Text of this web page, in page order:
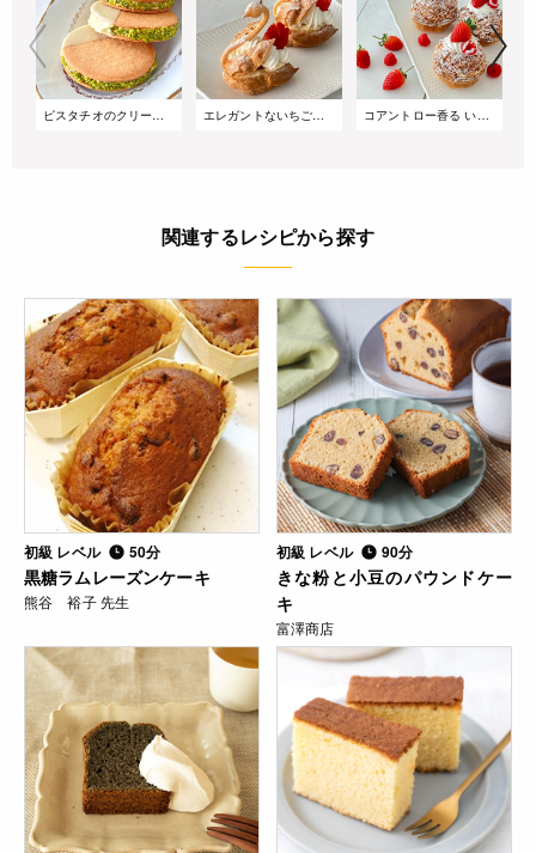
ピスタチオのクリームサンドクッキー エレガントないちごのスワンシュー コアントロー香る いちごのクリームパイ
関連するレシピから探す
初級 レベル 50分
黒糖ラムレーズンケーキ
熊谷 裕子 先生
初級 レベル 90分
きな粉と小豆のパウンドケー
キ
富澤商店